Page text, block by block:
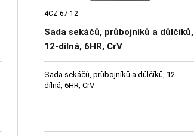
4CZ-67-12
Sada sekáčů, průbojníků a důlčíků,
12-dílná, 6HR, CrV
Sada sekáčů, průbojníků a důlčíků, 12-
dílná, 6HR, CrV